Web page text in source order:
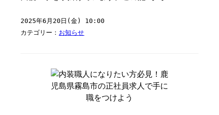
2025年6月20日(金) 10:00
カテゴリー： お知らせ